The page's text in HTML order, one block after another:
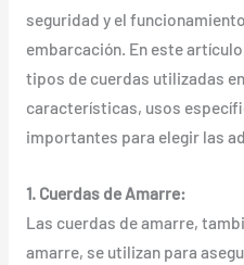
seguridad y el
embarcación. En este
tipos de cuerdas utilizadas
características, usos
importantes para elegir las
1. Cuerdas de Amarre:
Las cuerdas de amarre,
amarre, se utilizan para